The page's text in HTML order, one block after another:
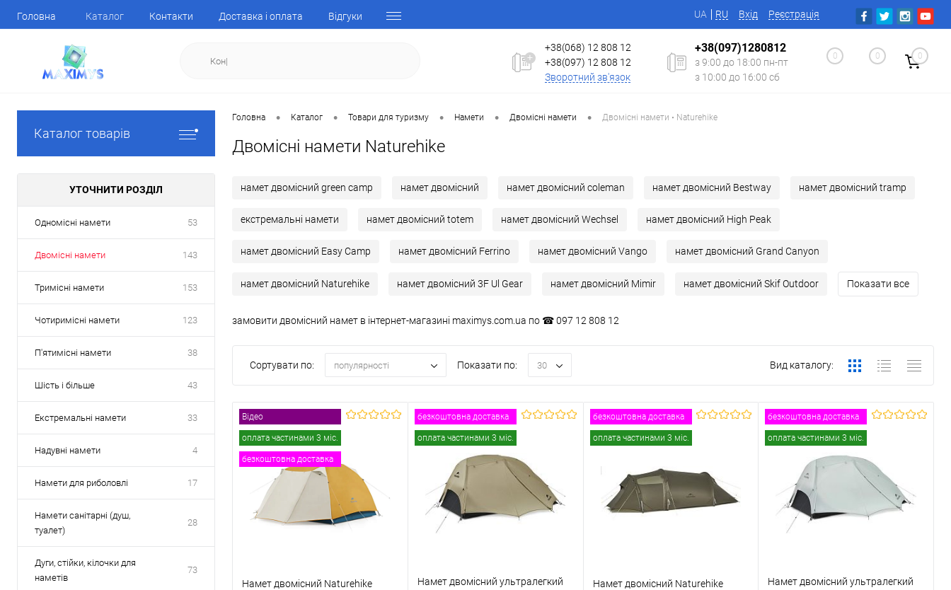
Головна Каталог Контакти Доставка і оплата Відгуки UA RU Вхід Реєстрація
+38(068) 12 808 12
+38(097) 12 808 12
Зворотний зв'язок
+38(097)1280812
з 9:00 до 18:00 пн-пт
з 10:00 до 16:00 сб
0 0 0
Каталог товарів
УТОЧНИТИ РОЗДІЛ
Одномісні намети 53
Двомісні намети 143
Тримісні намети 153
Чотиримісні намети 123
П'ятимісні намети 38
Шість і більше 43
Екстремальні намети 33
Надувні намети 4
Намети для риболовлі 17
Намети санітарні (душ,
туалет)
28
Дуги, стійки, кілочки для
наметів
73
Головна • Каталог • Товари для туризму • Намети • Двомісні намети • Двомісні намети • Naturehike
Двомісні намети Naturehike
намет двомісний green camp намет двомісний намет двомісний coleman намет двомісний Bestway намет двомісний tramp
екстремальні намети намет двомісний totem намет двомісний Wechsel намет двомісний High Peak
намет двомісний Easy Camp намет двомісний Ferrino намет двомісний Vango намет двомісний Grand Canyon
намет двомісний Naturehike намет двомісний 3F Ul Gear намет двомісний Mimir намет двомісний Skif Outdoor Показати все
замовити двомісний намет в інтернет-магазині maximys.com.ua по ☎ 097 12 808 12
Сортувати по: популярності Показати по: 30 Вид каталогу:
Відео
оплата частинами 3 міс.
безкоштовна доставка
Намет двомісний Naturehike
безкоштовна доставка
оплата частинами 3 міс.
Намет двомісний ультралегкий
безкоштовна доставка
оплата частинами 3 міс.
Намет двомісний Naturehike
безкоштовна доставка
оплата частинами 3 міс.
Намет двомісний ультралегкий